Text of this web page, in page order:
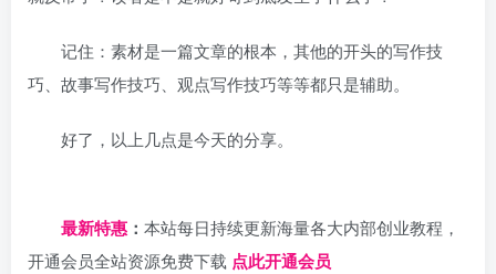
记住：素材是一篇文章的根本，其他的开头的写作技
巧、故事写作技巧、观点写作技巧等等都只是辅助。
好了，以上几点是今天的分享。
最新特惠 ： 本站每日持续更新海量各大内部创业教程，
开通会员全站资源免费下载 点此开通会员